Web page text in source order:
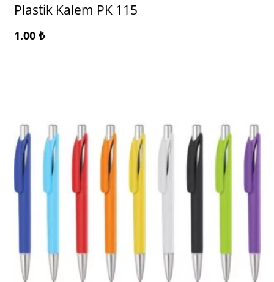
Plastik Kalem PK 115
1.00 ₺